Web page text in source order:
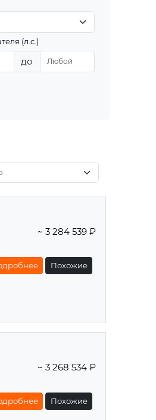
(л.с.)
до
~ 3 284 539 ₽
Похожие
~ 3 268 534 ₽
Похожие